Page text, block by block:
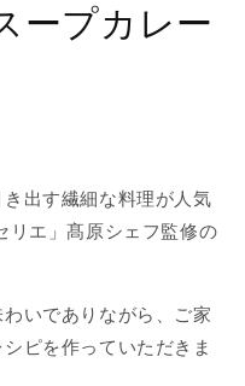
ープカレー
出す繊細な料理が人気
リエ」髙原シェフ監修の
いでありながら、ご家
ピを作っていただきま